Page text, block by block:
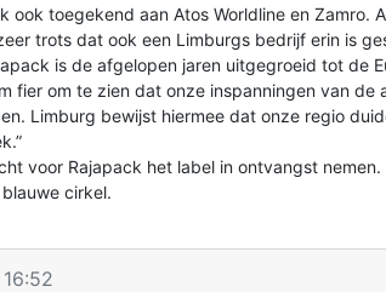
ook toegekend aan Atos Worldline en Zamro.
trots dat ook een Limburgs bedrijf erin is
is de afgelopen jaren uitgegroeid tot de
fier om te zien dat onze inspanningen van de
Limburg bewijst hiermee dat onze regio
voor Rajapack het label in ontvangst nemen.
cirkel.